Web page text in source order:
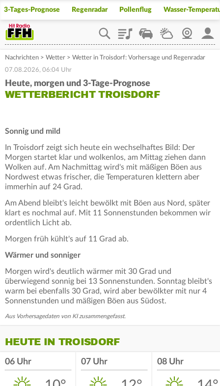
3-Tages-Prognose Regenradar Pollenflug Wasser-
PlaylistStaupilotWetterWebcam
Nachrichten > Wetter > Wetter in Troisdorf: Vorhersage und Regenradar
07.08.2026, 06:04 Uhr
Heute, morgen und 3-Tage-Prognose
WETTERBERICHT TROISDORF
Sonnig und mild
In Troisdorf zeigt sich heute ein wechselhaftes Bild: Der
Morgen startet klar und wolkenlos, am Mittag ziehen dann
Wolken auf. Am Nachmittag wird's mit mäßigen Böen aus
Nordwest etwas frischer, die Temperaturen klettern aber
immerhin auf 24 Grad.
Am Abend bleibt's leicht bewölkt mit Böen aus Nord, später
klart es nochmal auf. Mit 11 Sonnenstunden bekommen wir
ordentlich Licht ab.
Morgen früh kühlt's auf 11 Grad ab.
Wärmer und sonniger
Morgen wird's deutlich wärmer mit 30 Grad und
überwiegend sonnig bei 13 Sonnenstunden. Sonntag bleibt's
warm bei ebenfalls 30 Grad, wird aber bewölkter mit nur 4
Sonnenstunden und mäßigen Böen aus Südost.
Aus Vorhersagedaten von KI zusammengefasst.
HEUTE IN TROISDORF
06 Uhr 07 Uhr 08 Uhr